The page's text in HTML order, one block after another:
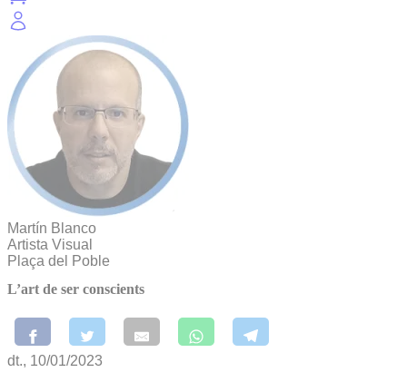
Martín Blanco
Artista Visual
Plaça del Poble
L’art de ser conscients
dt., 10/01/2023